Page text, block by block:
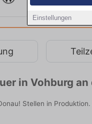
Einstellungen
in Vohburg
Stellen in